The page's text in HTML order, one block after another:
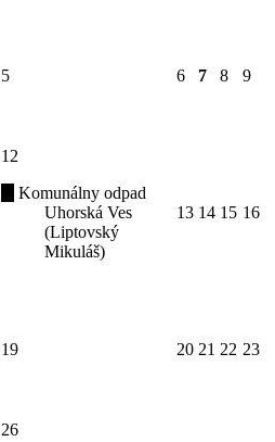
5 6 7 8 9
12
Komunálny odpad
Uhorská Ves
(Liptovský
Mikuláš)
13 14 15 16
19 20 21 22 23
26